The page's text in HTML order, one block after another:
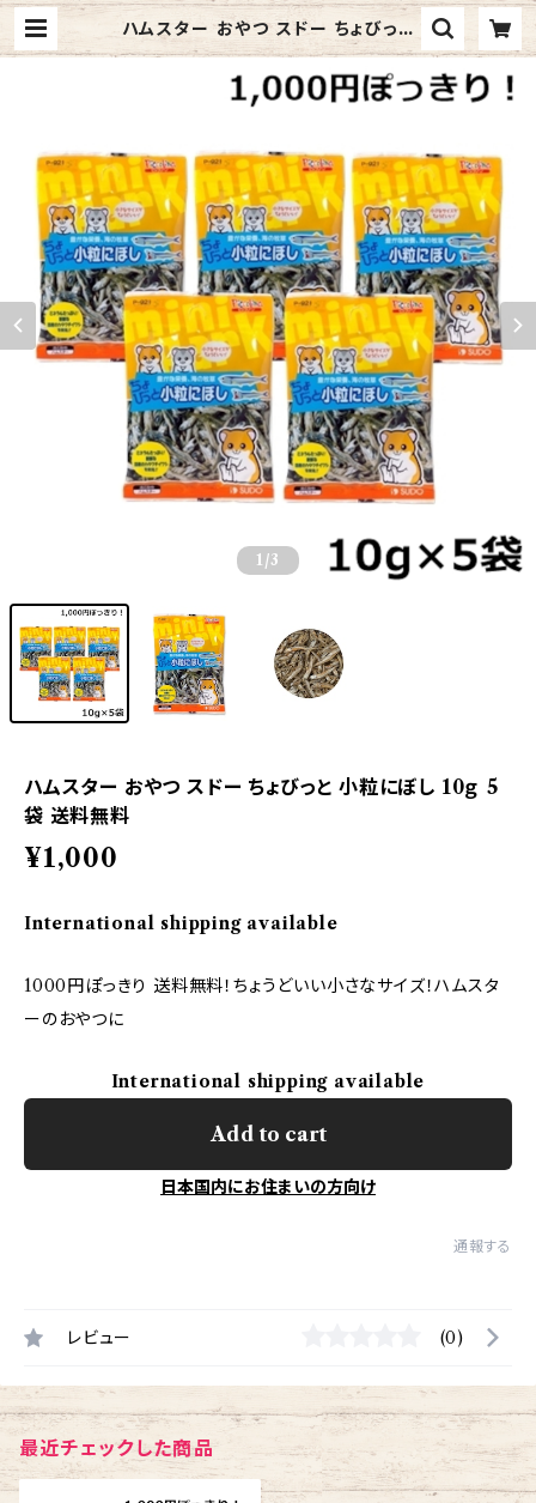
ハムスター おやつ スドー ちょびっと
小粒にぼし 10ｇ 5袋 送料無料 | ウィ
1 /3
ハムスター おやつ スドー ちょびっと 小粒にぼし 10ｇ 5
袋 送料無料
¥1,000
International shipping available
1000円ぽっきり 送料無料！ちょうどいい小さなサイズ！ハムスタ
ーのおやつに
International shipping available
Add to cart
日本国内にお住まいの方向け
通報する
レビュー (0)
最近チェックした商品